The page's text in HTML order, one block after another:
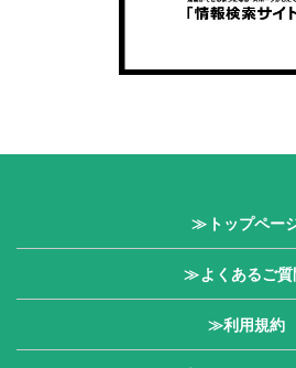
≫トップペー
≫よくあるご質
≫利用規約